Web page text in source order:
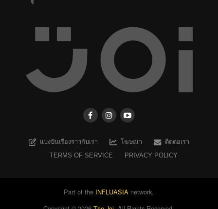
แบ่งปันเรื่องราวกับเรา โฆษณา
ติดต่อเรา
TERMS OF SERVICE
PRIVACY POLICY
Part of the INFLUASIA network.